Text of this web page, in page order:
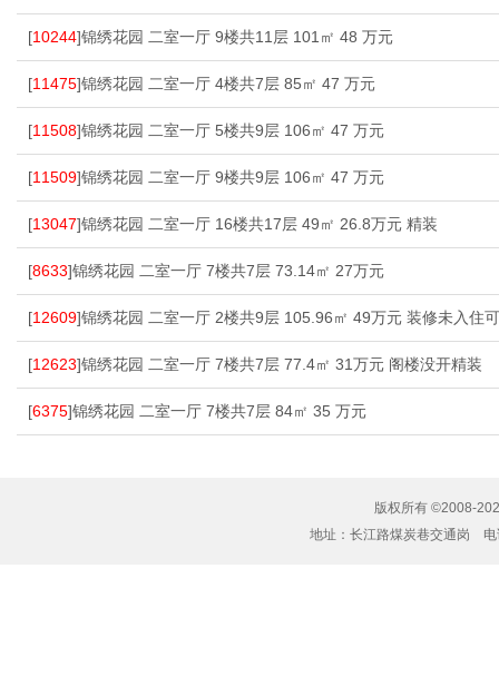
[10244]锦绣花园 二室一厅 9楼共11层 101㎡ 48 万元
[11475]锦绣花园 二室一厅 4楼共7层 85㎡ 47 万元
[11508]锦绣花园 二室一厅 5楼共9层 106㎡ 47 万元
[11509]锦绣花园 二室一厅 9楼共9层 106㎡ 47 万元
[13047]锦绣花园 二室一厅 16楼共17层 49㎡ 26.8万元 精装
[8633]锦绣花园 二室一厅 7楼共7层 73.14㎡ 27万元
[12609]锦绣花园 二室一厅 2楼共9层 105.96㎡ 49万元 装修未入住
[12623]锦绣花园 二室一厅 7楼共7层 77.4㎡ 31万元 阁楼没开精装
[6375]锦绣花园 二室一厅 7楼共7层 84㎡ 35 万元
版权所有 ©2008-
地址：长江路煤炭巷交通岗